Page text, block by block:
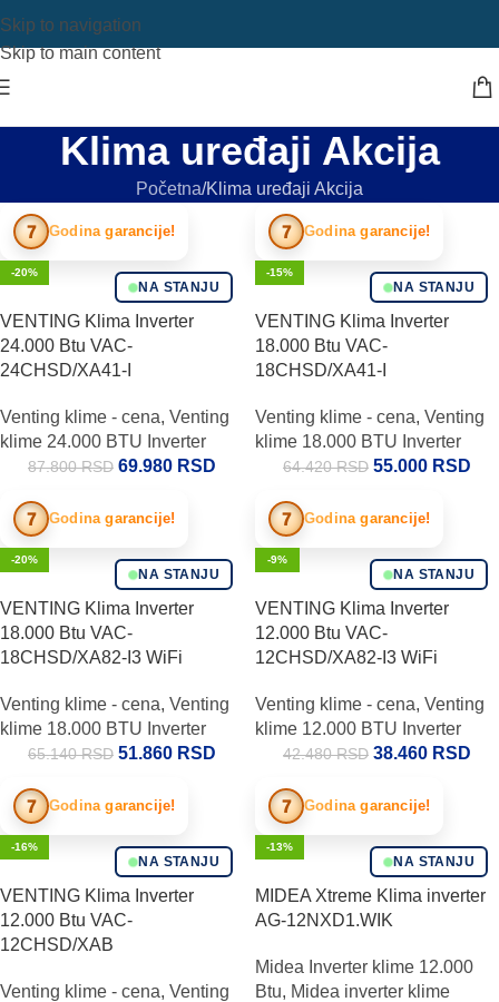
Skip to navigation
Skip to main content
Klima uređaji Akcija
Početna Klima uređaji Akcija
7 Godina garancije!
NA STANJU
-20%
VENTING Klima Inverter
24.000 Btu VAC-
24CHSD/XA41-I
Venting klime - cena, Venting
klime 24.000 BTU Inverter
87.800RSD 69.980 RSD
7 Godina garancije!
NA STANJU
-15%
VENTING Klima Inverter
18.000 Btu VAC-
18CHSD/XA41-I
Venting klime - cena, Venting
klime 18.000 BTU Inverter
64.420RSD 55.000 RSD
7 Godina garancije!
NA STANJU
-20%
VENTING Klima Inverter
18.000 Btu VAC-
18CHSD/XA82-I3 WiFi
Venting klime - cena, Venting
klime 18.000 BTU Inverter
65.140RSD 51.860 RSD
7 Godina garancije!
NA STANJU
-9%
VENTING Klima Inverter
12.000 Btu VAC-
12CHSD/XA82-I3 WiFi
Venting klime - cena, Venting
klime 12.000 BTU Inverter
42.480RSD 38.460 RSD
7 Godina garancije!
NA STANJU
-16%
VENTING Klima Inverter
12.000 Btu VAC-
12CHSD/XAB
Venting klime - cena, Venting
7 Godina garancije!
NA STANJU
-13%
MIDEA Xtreme Klima inverter
AG-12NXD1.WIK
Midea Inverter klime 12.000
Btu, Midea inverter klime